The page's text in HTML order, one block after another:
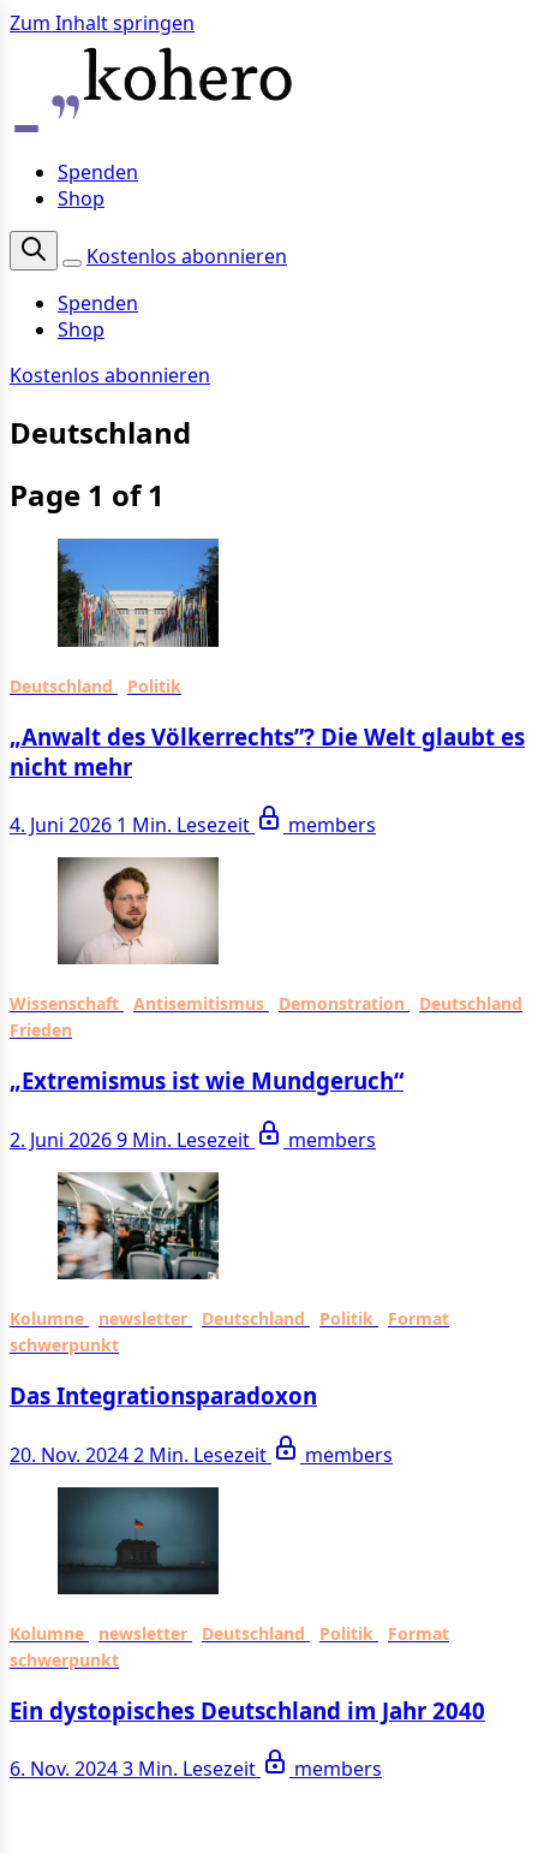
Zum Inhalt springen
Spenden
Shop
Kostenlos abonnieren
Spenden
Shop
Kostenlos abonnieren
Deutschland
Page 1 of 1
Deutschland Politik
„Anwalt des Völkerrechts”? Die Welt glaubt es
nicht mehr
4. Juni 2026 1 Min. Lesezeit members
Wissenschaft Antisemitismus Demonstration
Deutschland
Frieden
„Extremismus ist wie Mundgeruch“
2. Juni 20269 Min. Lesezeit members
Kolumne newsletter Deutschland Politik
Format
schwerpunkt
Das Integrationsparadoxon
20. Nov. 20242 Min. Lesezeit members
Kolumne newsletter Deutschland Politik
Format
schwerpunkt
Ein dystopisches Deutschland im Jahr 2040
6. Nov. 20243 Min. Lesezeit members